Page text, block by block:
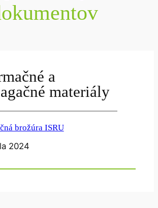
a
materiály
brožúra ISRU
2024